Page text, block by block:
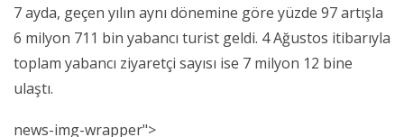
7 ayda, geçen yılın aynı dönemine göre yüzde 97 artışla
6 milyon 711 bin yabancı turist geldi. 4 Ağustos itibarıyla
toplam yabancı ziyaretçi sayısı ise 7 milyon 12 bine
ulaştı.
news-img-wrapper">